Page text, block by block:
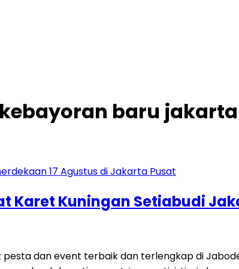
baru
Karet Kuningan Setiabudi
dan event terbaik dan terlengkap di